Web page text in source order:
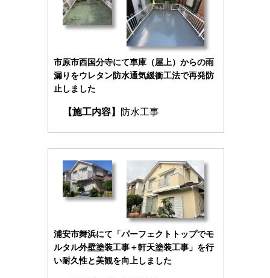
市原市西国分寺にて車庫（屋上）からの雨
漏りをウレタン防水通気緩衝工法で再発防
止しました
【施工内容】 防水工事
浦安市舞浜にて「パーフェクトトップでモ
ルタル外壁塗装工事＋軒天塗装工事」を行
い耐久性と美観を向上しました